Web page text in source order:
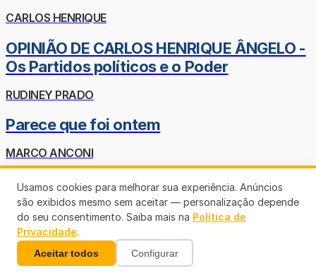
CARLOS HENRIQUE
OPINIÃO DE CARLOS HENRIQUE ÂNGELO -
Os Partidos políticos e o Poder
RUDINEY PRADO
Parece que foi ontem
MARCO ANCONI
Eu, a IA ChatGPT e os Alienígenas
GEOVANI BERNO
Morreram JÔ SOARES
ASSIS CANUTO
Usamos cookies para melhorar sua experiência. Anúncios
são exibidos mesmo sem aceitar — personalização depende
do seu consentimento. Saiba mais na Política de
Privacidade.
Aceitar todos Configurar